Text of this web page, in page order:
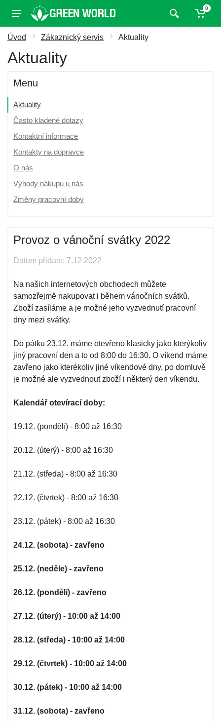
0
Úvod Zákaznický servis Aktuality
Aktuality
Menu
Aktuality
Často kladené dotazy
Kontaktní informace
Kontakty na dopravce
O nás
Výhody nákupu u nás
Změny pracovní doby
Provoz o vánoční svátky 2022
Datum přidání: 7.12.2022
Na našich internetových obchodech můžete
samozřejmě nakupovat i během vánočních svátků.
Zboží zasíláme a je možné jeho vyzvednutí pracovní
dny mezi svátky.
Do pátku 23.12. máme otevřeno klasicky jako kterýkoliv
jiný pracovní den a to od 8:00 do 16:30. O víkend máme
zavřeno jako kterékoliv jiné víkendové dny, po domluvě
je možné ale vyzvednout zboží i některý den víkendu.
Kalendář otevírací doby:
19.12. (pondělí) - 8:00 až 16:30
20.12. (úterý) - 8:00 až 16:30
21.12. (středa) - 8:00 až 16:30
22.12. (čtvrtek) - 8:00 až 16:30
23.12. (pátek) - 8:00 až 16:30
24.12. (sobota) - zavřeno
25.12. (neděle) - zavřeno
26.12. (pondělí) - zavřeno
27.12. (úterý) - 10:00 až 14:00
28.12. (středa) - 10:00 až 14:00
29.12. (čtvrtek) - 10:00 až 14:00
30.12. (pátek) - 10:00 až 14:00
31.12. (sobota) - zavřeno